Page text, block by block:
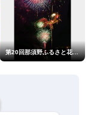
第20回那須野ふるさと花火大会